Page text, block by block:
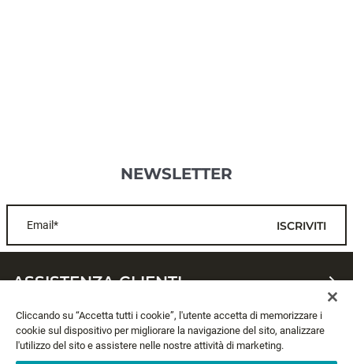
NEWSLETTER
Email* ISCRIVITI
ASSISTENZA CLIENTI
CHI SIAMO
Cliccando su “Accetta tutti i cookie”, l'utente accetta di memorizzare i
cookie sul dispositivo per migliorare la navigazione del sito, analizzare
l'utilizzo del sito e assistere nelle nostre attività di marketing.